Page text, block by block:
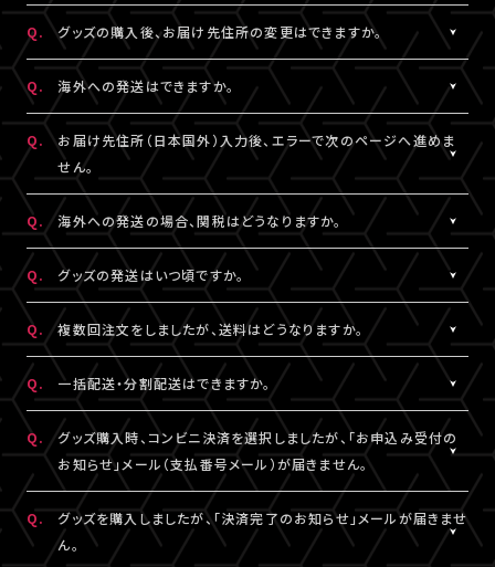
A.
お客様都合による商品購入後の注文内容の変更・キャンセル・返
品・交換は一切お受けできません。
また、一度決済を完了された決済手段を変更することもできません
のでご注意ください。
Q. グッズの購入後、お届け先住所の変更はできますか。
A.
購入後、「マイページ」内「グッズ購入情報」にて、配送状況が「出荷
準備前」の場合に変更が可能です。
※発送先が日本国外の場合、購入後の住所変更はできません。予
めご了承ください。
Q. 海外への発送はできますか。
A.
公演・グッズにより異なります。グッズ商品詳細ページなどでご確
認ください。
Q.
お届け先住所（日本国外）入力後、エラーで次のページへ進めま
せん。
A.
日本国外の郵便番号をご入力する際、システムの仕様上、正しく郵
便番号を入力しているにも関わらずエラーとなる場合がございま
す。
その場合は、末尾1桁か2桁を削除、もしくは未記入にてお手続きを
お試しください。
Q. 海外への発送の場合、関税はどうなりますか。
A.
関税はお客様ご自身でお支払いください。関税の計算は各国税関
の判断によります。
また、現地税関での商品配達停止に関しては、当サービスは一切
の責任を負いかねます。
DHLにおきましては現地カスタマーサービスにお問い合わせくだ
さい。
http://www.dhl.com/en/contact_center.html
Q. グッズの発送はいつ頃ですか。
A.
公演・グッズにより異なります。「マイページ」内「グッズ購入情報」
にて発送状況の確認ができます。
※グッズの発送後、「グッズ発送完了のお知らせ」メールが配信さ
れます。
通信の関係上、メールが届かない可能性もございますので、必ず、
「マイページ」内「グッズ購入情報」よりご確認ください。
Q. 複数回注文をしましたが、送料はどうなりますか。
A.
注文番号ごとに送料がかかります。
同日・同公演の注文でも、注文番号が異なれば送料は都度発生
し、注文番号の異なる商品をまとめて発送することはできません。
Q. 一括配送・分割配送はできますか。
A.
注文番号ごとの発送となります。
同日・同公演の注文でも、注文番号の異なる商品をまとめて、また
は分割して発送することはできません。
Q.
グッズ購入時、コンビニ決済を選択しましたが、「お申込み受付の
お知らせ」メール（支払番号メール）が届きません。
コンビニ決済を選択された場合、「お申込み受付のお知らせ」メー
ル（支払番号メール）は、LIVESHIPにご登録のA!-ID（メールアドレ
ス）宛に【@liveship.tokyo】ドメインから配信しております。
Q.
グッズを購入しましたが、「決済完了のお知らせ」メールが届きませ
ん。